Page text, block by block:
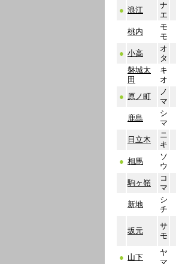
● 浪江
ナ
エ
桃内
モ
モ
● 小高
オ
タ
磐城太
田
キ
オ
● 原ノ町
ノ
マ
鹿島
シ
マ
日立木
ニ
キ
● 相馬
ソ
ウ
駒ヶ嶺
コ
マ
新地
シ
チ
坂元
サ
モ
● 山下
ヤ
マ